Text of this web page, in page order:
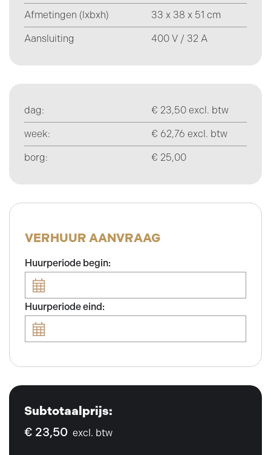
Afmetingen (lxbxh) 33 x 38 x 51 cm
Aansluiting 400 V / 32 A
dag: € 23,50 excl. btw
week: € 62,76 excl. btw
borg: € 25,00
VERHUUR AANVRAAG
Huurperiode begin:
Huurperiode eind:
Subtotaalprijs:
€ 23,50 excl. btw